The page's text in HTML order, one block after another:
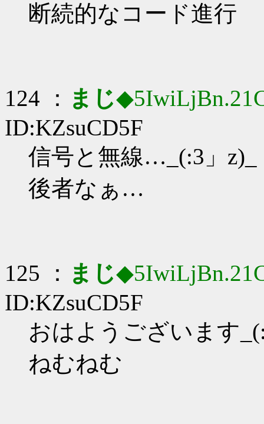
断続的なコード進行
124 ： まじ
ID:KZsuCD5F
信号と無線…_(:3」z)_
後者なぁ…
125 ： まじ
ID:KZsuCD5F
おはようございます
ねむねむ